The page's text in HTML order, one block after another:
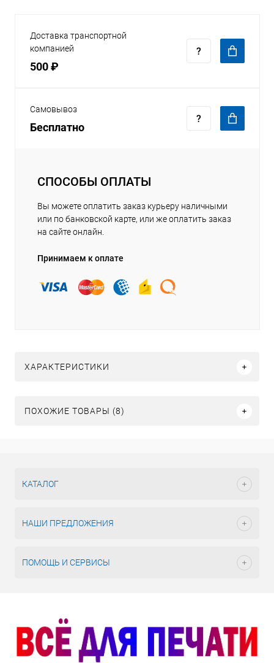
Доставка транспортной
компанией
500 ₽
Самовывоз
Бесплатно
СПОСОБЫ ОПЛАТЫ
Вы можете оплатить заказ курьеру наличными
или по банковской карте, или же оплатить заказ
на сайте онлайн.
Принимаем к оплате
ХАРАКТЕРИСТИКИ
ПОХОЖИЕ ТОВАРЫ (8)
КАТАЛОГ
НАШИ ПРЕДЛОЖЕНИЯ
ПОМОЩЬ И СЕРВИСЫ